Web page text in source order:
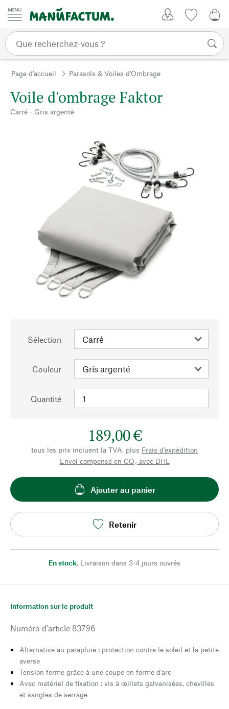
Passer au contenu
Page d'accueil Parasols & Voiles d'Ombrage
Voile d'ombrage Faktor
Carré - Gris argenté
Sélection
Couleur
Quantité
189,00 €
tous les prix incluent la TVA, plus Frais d'expédition
Envoi compensé en CO₂ avec DHL
Ajouter au panier
Retenir
En stock, Livraison dans 3-4 jours ouvrés
Information sur le produit
Numéro d'article 83796
Alternative au parapluie : protection contre le soleil et la petite
averse
Tension ferme grâce à une coupe en forme d'arc
Avec matériel de fixation : vis à œillets galvanisées, chevilles
et sangles de serrage